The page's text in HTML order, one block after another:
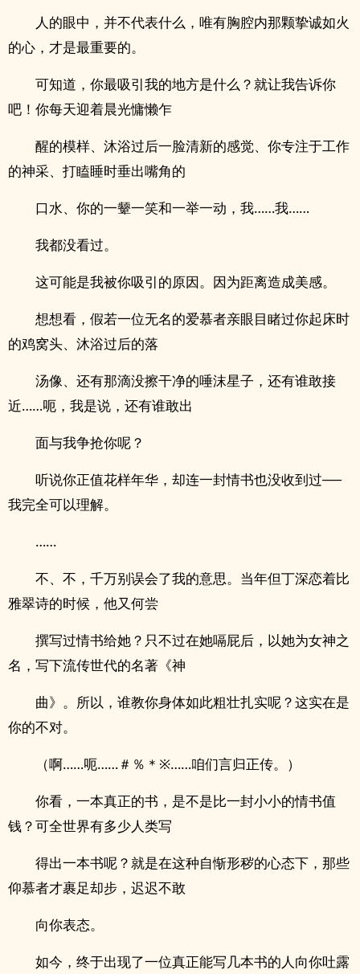
人的眼中，并不代表什么，唯有胸腔内那颗挚诚如火
的心，才是最重要的。
可知道，你最吸引我的地方是什么？就让我告诉你
吧！你每天迎着晨光慵懒乍
醒的模样、沐浴过后一脸清新的感觉、你专注于工作
的神采、打瞌睡时垂出嘴角的
口水、你的一颦一笑和一举一动，我……我……
我都没看过。
这可能是我被你吸引的原因。因为距离造成美感。
想想看，假若一位无名的爱慕者亲眼目睹过你起床时
的鸡窝头、沐浴过后的落
汤像、还有那滴没擦干净的唾沫星子，还有谁敢接
近……呃，我是说，还有谁敢出
面与我争抢你呢？
听说你正值花样年华，却连一封情书也没收到过──
我完全可以理解。
……
不、不，千万别误会了我的意思。当年但丁深恋着比
雅翠诗的时候，他又何尝
撰写过情书给她？只不过在她嗝屁后，以她为女神之
名，写下流传世代的名著《神
曲》。所以，谁教你身体如此粗壮扎实呢？这实在是
你的不对。
（啊……呃……＃％＊※……咱们言归正传。）
你看，一本真正的书，是不是比一封小小的情书值
钱？可全世界有多少人类写
得出一本书呢？就是在这种自惭形秽的心态下，那些
仰慕者才裹足却步，迟迟不敢
向你表态。
如今，终于出现了一位真正能写几本书的人向你吐露